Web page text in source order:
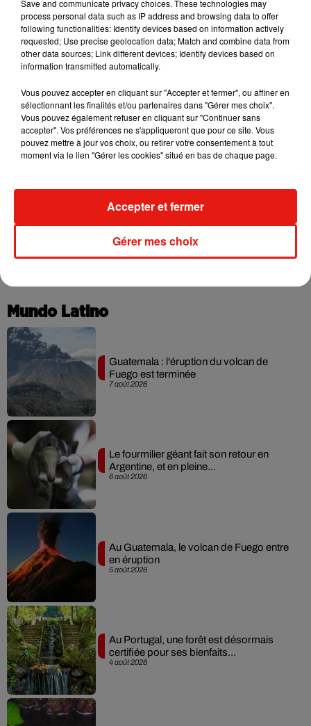
31 juillet 2026
Laura Pausini : retour confirmé à l'Accor
Arena de Paris
31 juillet 2026
Bad Bunny à Porto Rico pour un concert
? Les rumeurs s'intensifient
Selena Gomez
Mundo Latino
7 août 2026
Guatemala : l'éruption du volcan de
Fuego est terminée
6 août 2026
Le fourmilier géant fait son retour en
Argentine, et en pleine...
5 août 2026
Au Guatemala, le volcan de Fuego entre
en éruption
4 août 2026
Au Portugal, une forêt est désormais
certifiée pour ses bienfaits...
Save and communicate privacy choices. These technologies may
process personal data such as IP address and browsing data to offer
following functionalities: Identify devices based on information actively
requested; Use precise geolocation data; Match and combine data from
other data sources; Link different devices; Identify devices based on
information transmitted automatically.
Vous pouvez accepter en cliquant sur "Accepter et fermer", ou affiner en
sélectionnant les finalités et/ou partenaires dans "Gérer mes choix".
Vous pouvez également refuser en cliquant sur "Continuer sans
accepter". Vos préférences ne s'appliqueront que pour ce site. Vous
pouvez mettre à jour vos choix, ou retirer votre consentement à tout
moment via le lien "Gérer les cookies" situé en bas de chaque page.
Gérer mes choix
Accepter et fermer